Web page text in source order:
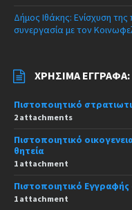
Δήμος Ιθάκης: Ενίσχυση
συνεργασία με τον
ΧΡΉΣΙΜΑ ΈΓΓΡΑΦΑ:
Πιστοποιητικό
2 attachments
Πιστοποιητικό
θητεία
1 attachment
Πιστοποιητικό
1 attachment